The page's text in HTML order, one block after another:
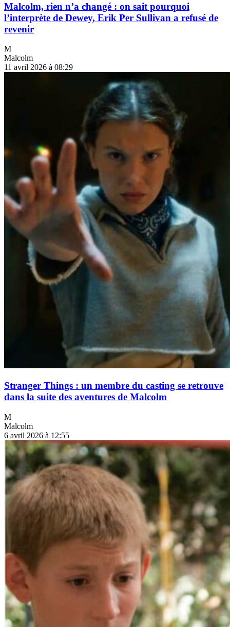
Malcolm, rien n’a changé : on sait pourquoi
l’interprète de Dewey, Erik Per Sullivan a refusé de
revenir
M
Malcolm
11 avril 2026 à 08:29
Stranger Things : un membre du casting se retrouve
dans la suite des aventures de Malcolm
M
Malcolm
6 avril 2026 à 12:55